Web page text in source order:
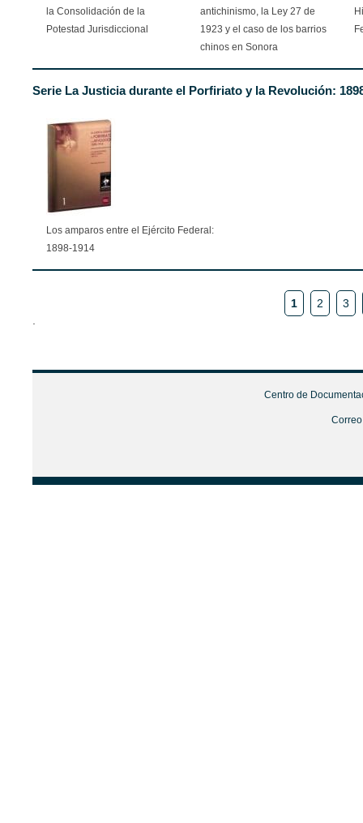
la Consolidación de la
Potestad Jurisdiccional
antichinismo, la Ley 27 de
1923 y el caso de los barrios
chinos en Sonora
Serie La Justicia durante el Porfiriato y la Revolución:
Los amparos entre el Ejército Federal:
1898-1914
1 2
3
Centro de